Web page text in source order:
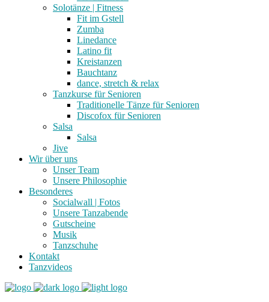
Solotänze | Fitness
Fit im Gstell
Zumba
Linedance
Latino fit
Kreistanzen
Bauchtanz
dance, stretch & relax
Tanzkurse für Senioren
Traditionelle Tänze für Senioren
Discofox für Senioren
Salsa
Salsa
Jive
Wir über uns
Unser Team
Unsere Philosophie
Besonderes
Socialwall | Fotos
Unsere Tanzabende
Gutscheine
Musik
Tanzschuhe
Kontakt
Tanzvideos